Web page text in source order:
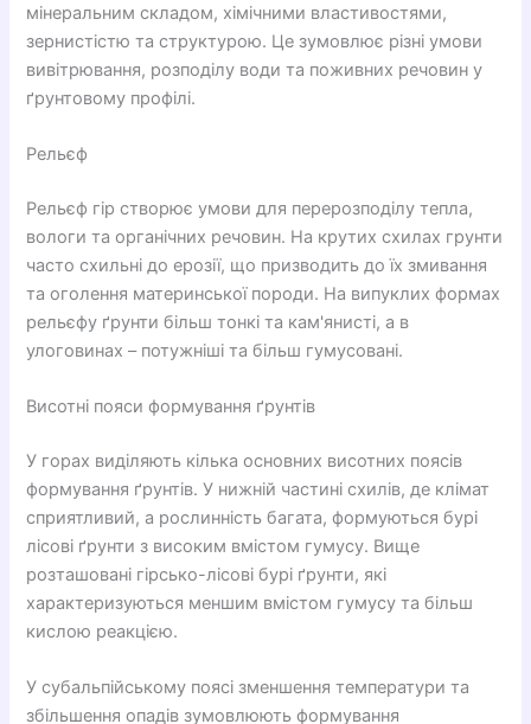
мінеральним складом, хімічними властивостями,
зернистістю та структурою. Це зумовлює різні умови
вивітрювання, розподілу води та поживних речовин у
ґрунтовому профілі.
Рельєф
Рельєф гір створює умови для перерозподілу тепла,
вологи та органічних речовин. На крутих схилах грунти
часто схильні до ерозії, що призводить до їх змивання
та оголення материнської породи. На випуклих формах
рельєфу ґрунти більш тонкі та кам'янисті, а в
улоговинах – потужніші та більш гумусовані.
Висотні пояси формування ґрунтів
У горах виділяють кілька основних висотних поясів
формування ґрунтів. У нижній частині схилів, де клімат
сприятливий, а рослинність багата, формуються бурі
лісові ґрунти з високим вмістом гумусу. Вище
розташовані гірсько-лісові бурі ґрунти, які
характеризуються меншим вмістом гумусу та більш
кислою реакцією.
У субальпійському поясі зменшення температури та
збільшення опадів зумовлюють формування